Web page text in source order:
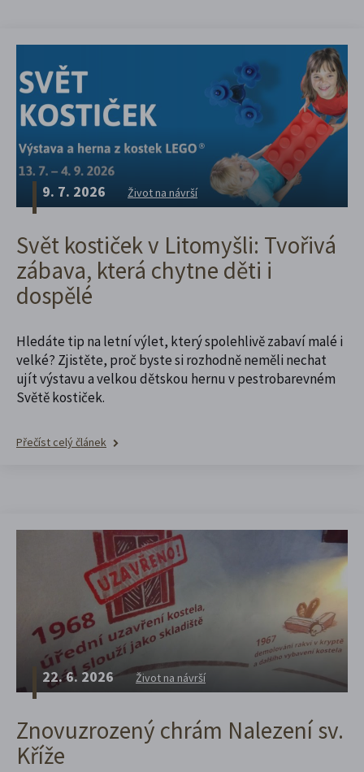
9. 7. 2026 Život na návrší
Svět kostiček v Litomyšli: Tvořivá
zábava, která chytne děti i
dospělé
Hledáte tip na letní výlet, který spolehlivě zabaví malé i
velké? Zjistěte, proč byste si rozhodně neměli nechat
ujít výstavu a velkou dětskou hernu v pestrobarevném
Světě kostiček.
Přečíst celý článek
22. 6. 2026 Život na návrší
Znovuzrozený chrám Nalezení sv.
Kříže